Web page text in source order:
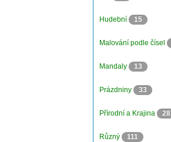
Hudební 15
Malování podle čísel
Mandaly 13
Prázdniny 33
Přírodní a Krajina 28
Různý 111